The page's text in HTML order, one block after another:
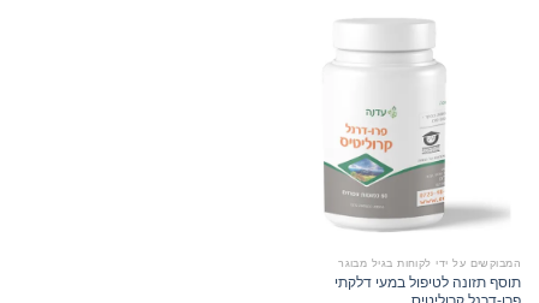
המבוקשים על ידי לקוחות בגיל מבוגר
תוסף תזונה לטיפול במעי דלקתי